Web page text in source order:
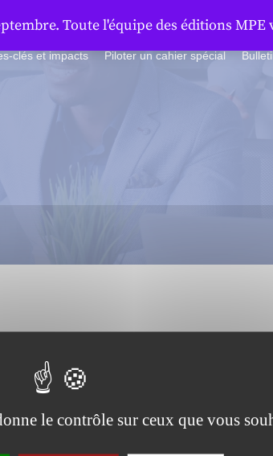
clés et impacts Piloter un cahier spécial
Toute l'équipe des éditions MPE
le contrôle sur ceux que vous